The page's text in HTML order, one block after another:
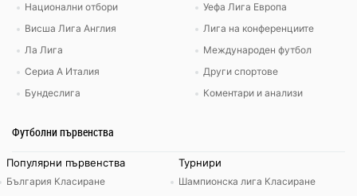
Национални отбори
Висша Лига Англия
Ла Лига
Сериа А Италия
Бундеслига
Уефа Лига Европа
Лига на конференциите
Международен футбол
Други спортове
Коментари и анализи
Футболни първенства
Популярни първенства
България Класиране
Турнири
Шампионска лига Класиране